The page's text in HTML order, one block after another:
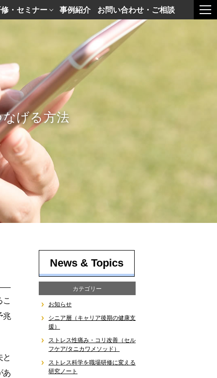
・セミナー 事例紹介 お問い合わせ・ご相談
げる方法
こ
兆
と
あ
News & Topics
カテゴリー
お知らせ
シニア層（キャリア後期の健康支
援）
ストレス性痛み・コリ改善（セル
フケア/タニカワメソッド）
ストレス科学を職場研修に変える
研究ノート